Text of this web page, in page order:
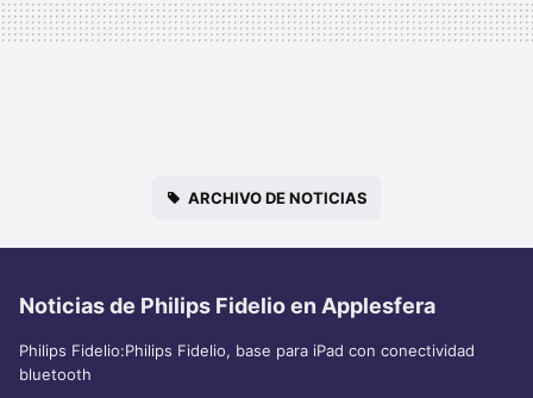
ARCHIVO DE NOTICIAS
Noticias de Philips Fidelio en Applesfera
Philips Fidelio:Philips Fidelio, base para iPad con conectividad
bluetooth